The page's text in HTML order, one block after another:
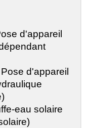
d'appareil
d'appareil
eau solaire